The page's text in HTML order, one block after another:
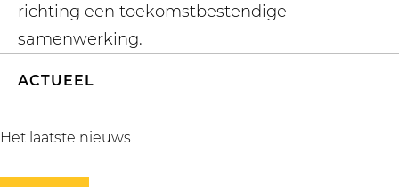
richting een toekomstbestendige
samenwerking.
Het laatste nieuws
ACTUEEL